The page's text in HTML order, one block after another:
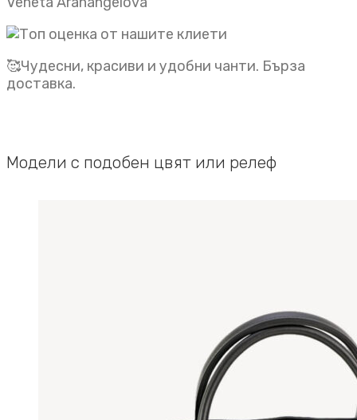
🥰Чудесни, красиви и удобни чанти. Бърза
доставка.
Модели с подобен цвят или релеф